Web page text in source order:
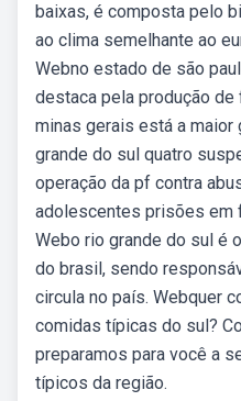
baixas, é composta pelo
ao clima semelhante ao
Webno estado de são
destaca pela produção de
minas gerais está a maior
grande do sul quatro
operação da pf contra
adolescentes prisões em
Webo rio grande do sul é
do brasil, sendo
circula no país. Webquer
comidas típicas do sul?
preparamos para você a
típicos da região.